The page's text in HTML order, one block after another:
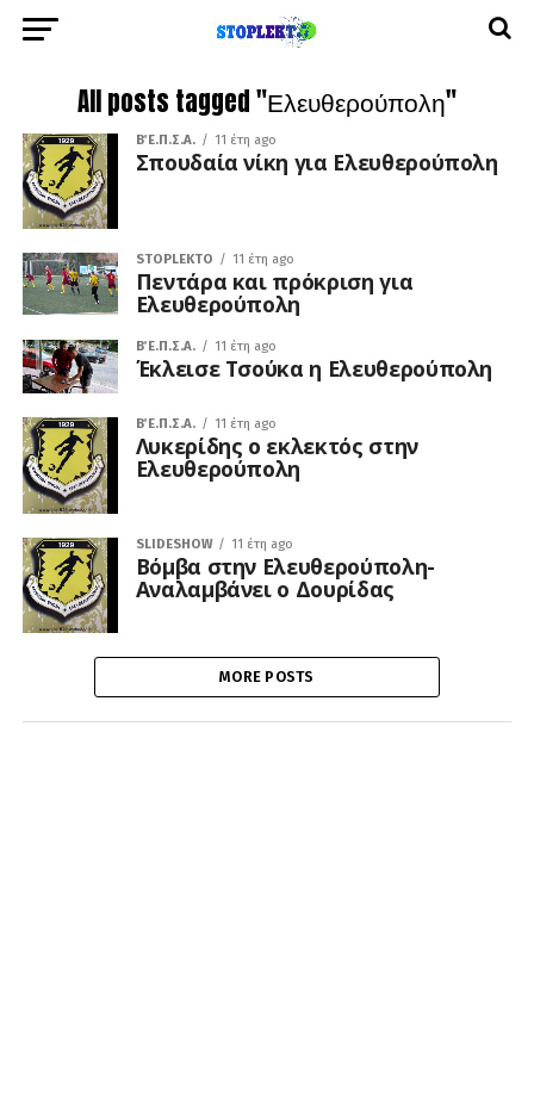
All posts tagged "Ελευθερούπολη"
Β΄ Ε.Π.Σ.Α. 11 έτη ago
Σπουδαία νίκη για Ελευθερούπολη
STOPLEKTO 11 έτη ago
Πεντάρα και πρόκριση για
Ελευθερούπολη
Β΄ Ε.Π.Σ.Α. 11 έτη ago
Έκλεισε Τσούκα η Ελευθερούπολη
Β΄ Ε.Π.Σ.Α. 11 έτη ago
Λυκερίδης ο εκλεκτός στην
Ελευθερούπολη
SLIDESHOW 11 έτη ago
Βόμβα στην Ελευθερούπολη-
Αναλαμβάνει ο Δουρίδας
MORE POSTS